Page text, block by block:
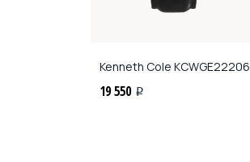
Kenneth Cole
19 550 i